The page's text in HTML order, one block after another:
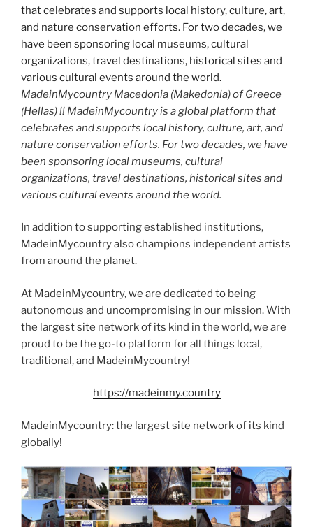
MadeinMycountry Macedonia (Makedonia) of Greece
(Hellas) !! MadeinMycountry is a global platform that
celebrates and supports local history, culture, art, and
nature conservation efforts. For two decades, we have
been sponsoring local museums, cultural
organizations, travel destinations, historical sites and
various cultural events around the world.
In addition to supporting established institutions,
MadeinMycountry also champions independent artists
from around the planet.
At MadeinMycountry, we are dedicated to being
autonomous and uncompromising in our mission. With
the largest site network of its kind in the world, we are
proud to be the go-to platform for all things local,
traditional, and MadeinMycountry!
https://madeinmy.country
MadeinMycountry: the largest site network of its kind
globally!